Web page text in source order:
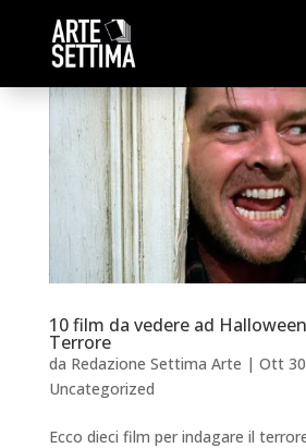
10 film da vedere ad
Terrore
da Redazione Settima Arte | Ott
Uncategorized
Ecco dieci film per indagare il